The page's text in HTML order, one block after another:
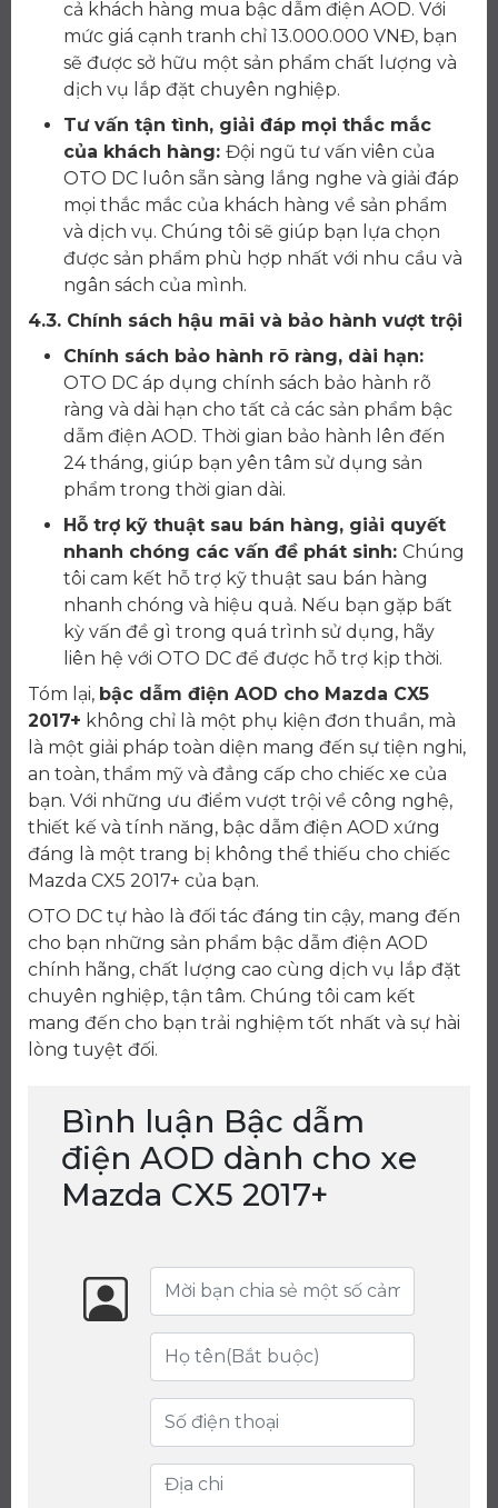
cả khách hàng mua bậc dẫm điện AOD. Với
mức giá cạnh tranh chỉ 13.000.000 VNĐ, bạn
sẽ được sở hữu một sản phẩm chất lượng và
dịch vụ lắp đặt chuyên nghiệp.
Tư vấn tận tình, giải đáp mọi thắc mắc
của khách hàng: Đội ngũ tư vấn viên của
OTO DC luôn sẵn sàng lắng nghe và giải đáp
mọi thắc mắc của khách hàng về sản phẩm
và dịch vụ. Chúng tôi sẽ giúp bạn lựa chọn
được sản phẩm phù hợp nhất với nhu cầu và
ngân sách của mình.
4.3. Chính sách hậu mãi và bảo hành vượt trội
Chính sách bảo hành rõ ràng, dài hạn:
OTO DC áp dụng chính sách bảo hành rõ
ràng và dài hạn cho tất cả các sản phẩm bậc
dẫm điện AOD. Thời gian bảo hành lên đến
24 tháng, giúp bạn yên tâm sử dụng sản
phẩm trong thời gian dài.
Hỗ trợ kỹ thuật sau bán hàng, giải quyết
nhanh chóng các vấn đề phát sinh: Chúng
tôi cam kết hỗ trợ kỹ thuật sau bán hàng
nhanh chóng và hiệu quả. Nếu bạn gặp bất
kỳ vấn đề gì trong quá trình sử dụng, hãy
liên hệ với OTO DC để được hỗ trợ kịp thời.
Tóm lại, bậc dẫm điện AOD cho Mazda CX5
2017+ không chỉ là một phụ kiện đơn thuần, mà
là một giải pháp toàn diện mang đến sự tiện nghi,
an toàn, thẩm mỹ và đẳng cấp cho chiếc xe của
bạn. Với những ưu điểm vượt trội về công nghệ,
thiết kế và tính năng, bậc dẫm điện AOD xứng
đáng là một trang bị không thể thiếu cho chiếc
Mazda CX5 2017+ của bạn.
OTO DC tự hào là đối tác đáng tin cậy, mang đến
cho bạn những sản phẩm bậc dẫm điện AOD
chính hãng, chất lượng cao cùng dịch vụ lắp đặt
chuyên nghiệp, tận tâm. Chúng tôi cam kết
mang đến cho bạn trải nghiệm tốt nhất và sự hài
lòng tuyệt đối.
Bình luận Bậc dẫm
điện AOD dành cho xe
Mazda CX5 2017+